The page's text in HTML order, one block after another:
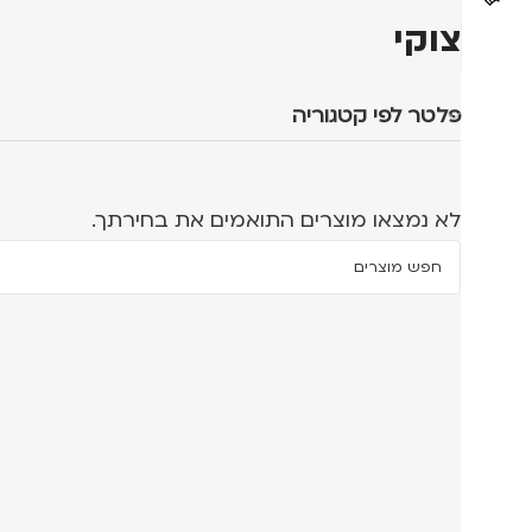
צוקי
פלטר לפי קטגוריה
לא נמצאו מוצרים התואמים את בחירתך.